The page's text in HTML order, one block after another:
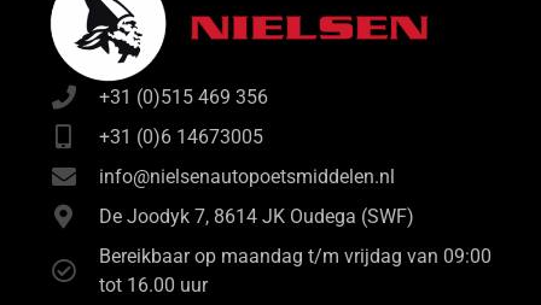
+31 (0)515 469 356
+31 (0)6 14673005
info@nielsenautopoetsmiddelen.nl
De Joodyk 7, 8614 JK Oudega (SWF)
Bereikbaar op maandag t/m vrijdag van 09:00
tot 16.00 uur